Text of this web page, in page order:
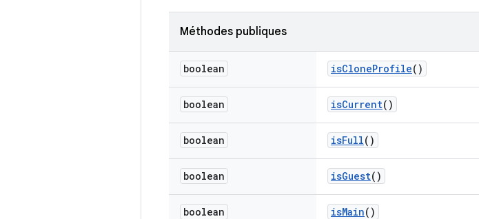
Méthodes publiques
boolean isCloneProfile()
boolean isCurrent()
boolean isFull()
boolean isGuest()
boolean isMain()